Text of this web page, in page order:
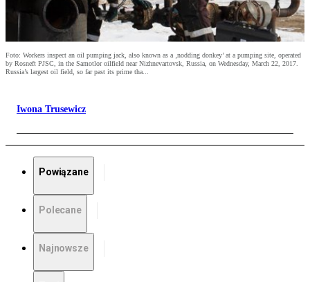
Foto: Workers inspect an oil pumping jack, also known as a ‚nodding donkey’ at a pumping site, operated
by Rosneft PJSC, in the Samotlor oilfield near Nizhnevartovsk, Russia, on Wednesday, March 22, 2017.
Russia’s largest oil field, so far past its prime tha...
Iwona Trusewicz
Powiązane
Polecane
Najnowsze